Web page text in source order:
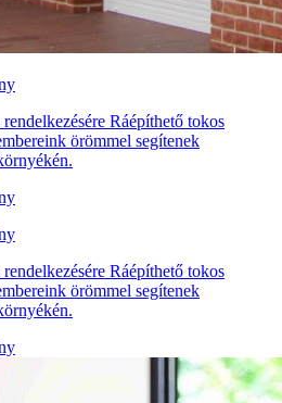
Ráépíthető tokos
örömmel segítenek
Ráépíthető tokos
örömmel segítenek